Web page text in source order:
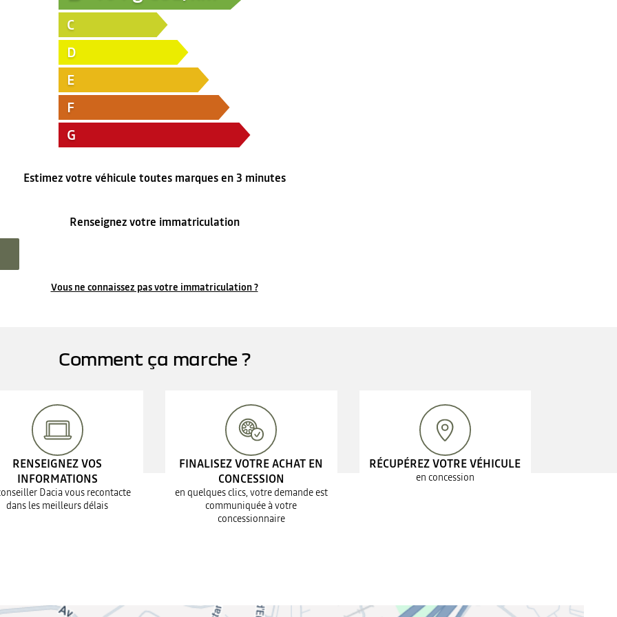
C
D
E
F
G
Estimez votre véhicule toutes marques en 3 minutes
Renseignez votre immatriculation
Vous ne connaissez pas votre immatriculation ?
Comment ça marche ?
RENSEIGNEZ VOS
INFORMATIONS
Dacia vous recontacte
dans les meilleurs délais
FINALISEZ VOTRE ACHAT EN
CONCESSION
en quelques clics, votre demande est
communiquée à votre
concessionnaire
RÉCUPÉREZ VOTRE VÉHICULE
en concession